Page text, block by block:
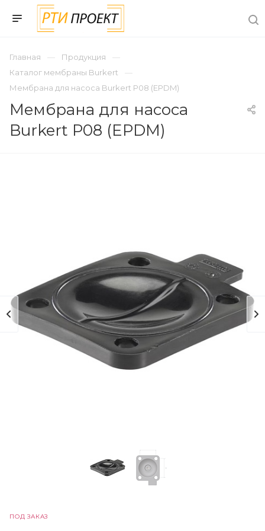
Главная
Продукция
Каталог мембраны Burkert
Мембрана для насоса Burkert Р08 (EPDM)
Мембрана для насоса
Burkert Р08 (EPDM)
ПОД ЗАКАЗ